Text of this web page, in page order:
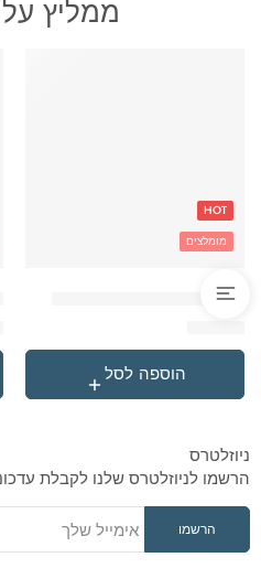
ממליץ
'בקבוק תרמי נירוסטה סטיץ
HOT
מומלצים
הוספה לסל
ניוזלטרס
הרשמו לניוזלטרס שלנו לקבלת